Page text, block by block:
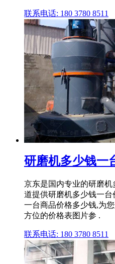
联系电话: 180 3780 8511
研磨机多少钱一
京东是国内专业的研磨
道提供研磨机多少钱一
一台商品价格多少钱,为
方位的价格表图片参 .
联系电话: 180 3780 8511